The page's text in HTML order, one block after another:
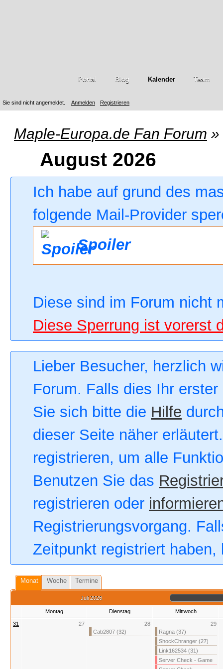
Sie sind nicht angemeldet. Anmelden Registrieren
Portal Blog Kalender Team
Maple-Europa.de Fan Forum »
August 2026
Ich habe auf grund des
folgende Mail-Provider
Spoiler
Diese sind im Forum nicht
Diese Sperrung ist vorerst
Lieber Besucher, herzlich
Forum. Falls dies Ihr
Sie sich bitte die Hilfe
dieser Seite näher
registrieren, um alle
Benutzen Sie das
registrieren oder
Registrierungsvorgang.
Zeitpunkt registriert
Monat Woche Termine
Juli 2026
Montag Dienstag Mittwoch
31 27
28
Cab2807 (32)
29
Ragna (37)
ShockChranger (27)
Link162534 (31)
Server Check - Game